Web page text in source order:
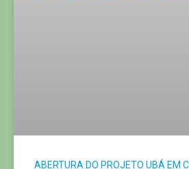
ABERTURA DO PROJETO UBÁ EM